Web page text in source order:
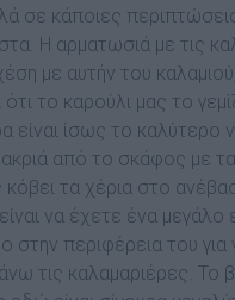
σε κάποιες
Η αρματωσιά με τις
με αυτήν του
το καρούλι μας το
είναι ίσως το καλύτερο
από το σκάφος με
κόβει τα χέρια στο
να έχετε ένα
στην περιφέρεια του
τις καλαμαριέρες. Το